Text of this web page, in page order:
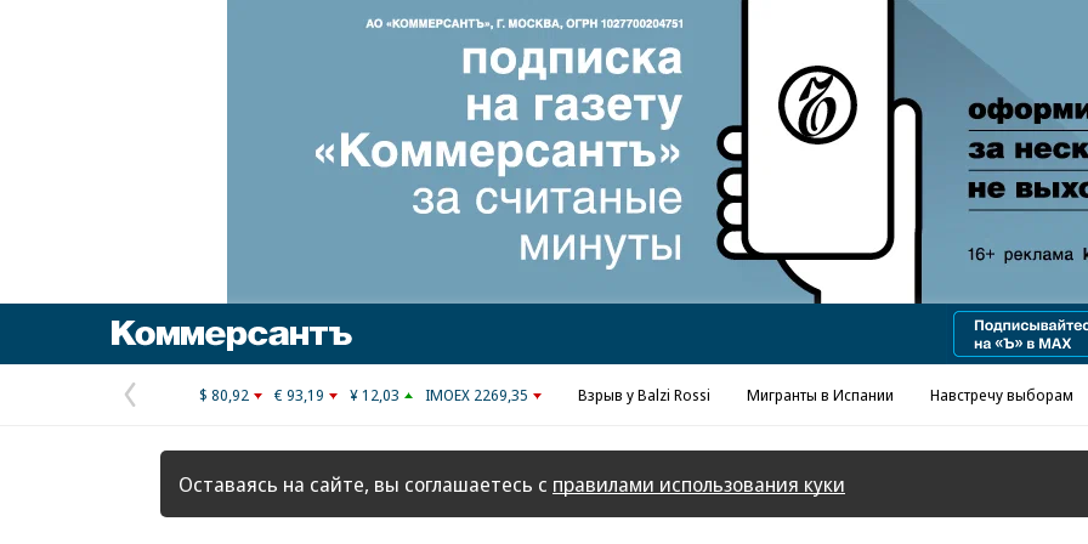
Реклама в «Ъ» www.kommersant.ru/ad
Предыдущая
страница
$ 80,92 € 93,19 ¥ 12,03 IMOEX 2269,35 Взрыв у Balzi Rossi Мигранты в Испании Навстречу выборам
Оставаясь на сайте, вы соглашаетесь с правилами использования куки